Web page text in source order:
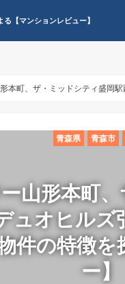
【マンションレビュー】
本町、ザ・ミッドシティ盛岡
山形本町
ュオヒルズ
件の特徴を
ー】
青森市
青森県